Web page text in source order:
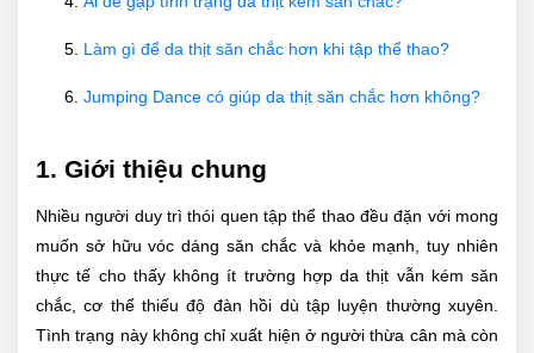
Làm gì để da thịt săn chắc hơn khi tập thể thao?
Jumping Dance có giúp da thịt săn chắc hơn không?
1. Giới thiệu chung
Nhiều người duy trì thói quen tập thể thao đều đặn với mong
muốn sở hữu vóc dáng săn chắc và khỏe mạnh, tuy nhiên
thực tế cho thấy không ít trường hợp da thịt vẫn kém săn
chắc, cơ thể thiếu độ đàn hồi dù tập luyện thường xuyên.
Tình trạng này không chỉ xuất hiện ở người thừa cân mà còn